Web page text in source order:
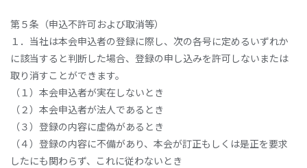
第５条（申込不許可および取消等）
１．当社は本会申込者の登録に際し、次の各号に定めるいずれか
に該当すると判断した場合、登録の申し込みを許可しないまたは
取り消すことができます。
（１）本会申込者が実在しないとき
（２）本会申込者が法人であるとき
（３）登録の内容に虚偽があるとき
（４）登録の内容に不備があり、本会が訂正もしくは是正を要求
したにも関わらず、これに従わないとき